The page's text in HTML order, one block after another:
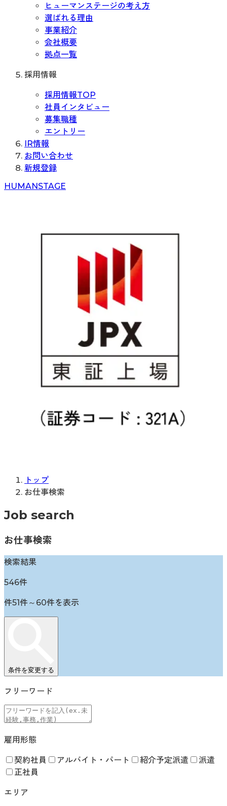
ヒューマンステージの考え方
選ばれる理由
事業紹介
会社概要
拠点一覧
採用情報
採用情報TOP
社員インタビュー
募集職種
エントリー
IR情報
お問い合わせ
新規登録
HUMANSTAGE
トップ
お仕事検索
Job search
お仕事検索
検索結果
546件
件51件～ 60件を表示
条件を変更する
フリーワード
雇用形態
契約社員 アルバイト・パート 紹介予定派遣
派遣
正社員
エリア